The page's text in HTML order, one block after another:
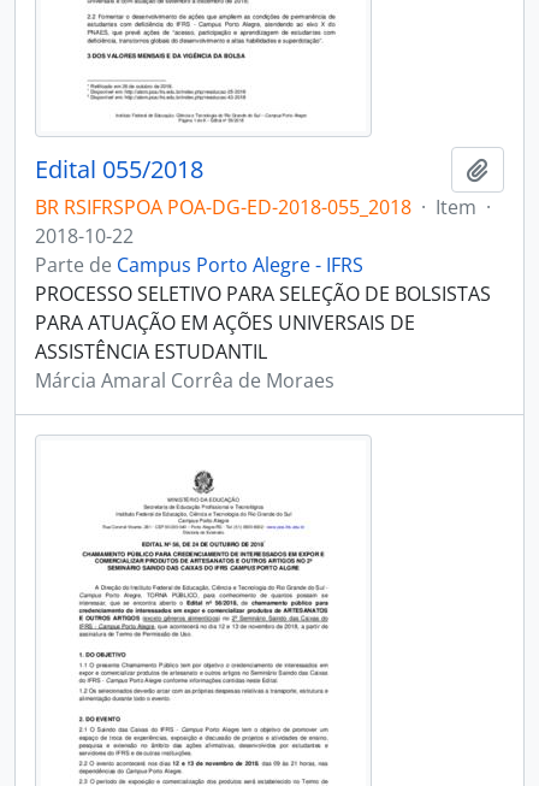
Edital 055/2018
BR RSIFRSPOA POA-DG-ED-2018-055_2018 · Item ·
2018-10-22
Parte de Campus Porto Alegre - IFRS
PROCESSO SELETIVO PARA SELEÇÃO DE BOLSISTAS
PARA ATUAÇÃO EM AÇÕES UNIVERSAIS DE
ASSISTÊNCIA ESTUDANTIL
Márcia Amaral Corrêa de Moraes